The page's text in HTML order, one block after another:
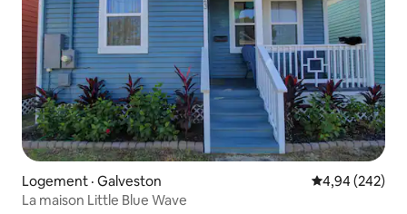
Logement · Galveston Note
4,94 (242)
La maison Little Blue Wave